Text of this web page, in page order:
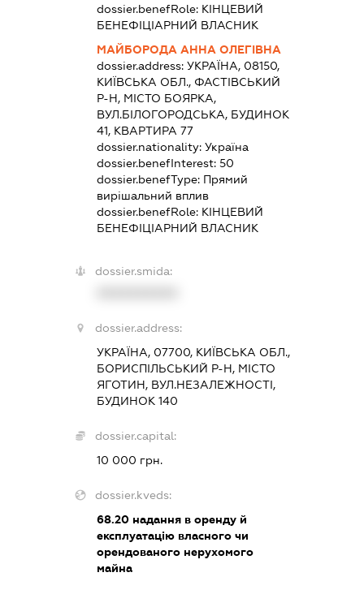
dossier.benefRole: КІНЦЕВИЙ
БЕНЕФІЦІАРНИЙ ВЛАСНИК
МАЙБОРОДА АННА ОЛЕГІВНА
dossier.address: УКРАЇНА, 08150,
КИЇВСЬКА ОБЛ., ФАСТІВСЬКИЙ
Р-Н, МІСТО БОЯРКА,
ВУЛ.БІЛОГОРОДСЬКА, БУДИНОК
41, КВАРТИРА 77
dossier.nationality: Україна
dossier.benefInterest: 50
dossier.benefType: Прямий
вирішальний вплив
dossier.benefRole: КІНЦЕВИЙ
БЕНЕФІЦІАРНИЙ ВЛАСНИК
dossier.smida:
dossier.address:
УКРАЇНА, 07700, КИЇВСЬКА ОБЛ.,
БОРИСПІЛЬСЬКИЙ Р-Н, МІСТО
ЯГОТИН, ВУЛ.НЕЗАЛЕЖНОСТІ,
БУДИНОК 140
dossier.capital:
10 000 грн.
dossier.kveds:
68.20надання в оренду й
експлуатацію власного чи
орендованого нерухомого
майна